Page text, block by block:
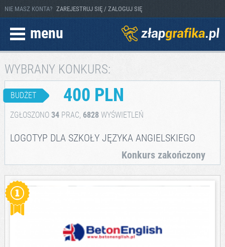
NIE MASZ KONTA? ZAREJESTRUJ SIĘ / ZALOGUJ SIĘ
menu
WYBRANY KONKURS:
BUDŻET 400 PLN
ZGŁOSZONO 34PRAC, 6828WYŚWIETLEŃ
LOGOTYP DLA SZKOŁY JĘZYKA ANGIELSKIEGO
Konkurs zakończony